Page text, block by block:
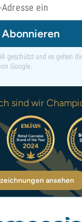
Abonnieren
geschützt und es gelten
Google.
sind wir
ansehen